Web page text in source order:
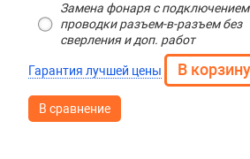
Замена фонаря с подключением
проводки разъем-в-разъем без
сверления и доп. работ
Гарантия лучшей цены
В сравнение